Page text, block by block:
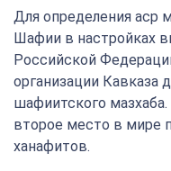
Для определения аср
Шафии в настройках
Российской
организации Кавказа
шафиитского
второе место в мире
ханафитов.